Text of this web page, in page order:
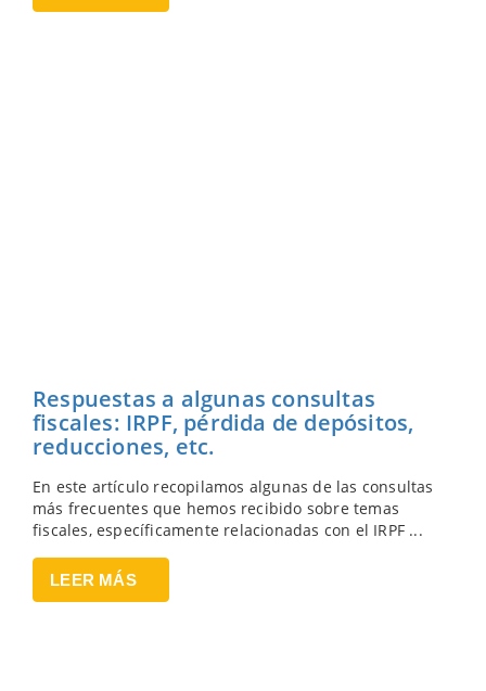
Respuestas a algunas consultas
fiscales: IRPF, pérdida de depósitos,
reducciones, etc.
En este artículo recopilamos algunas de las consultas
más frecuentes que hemos recibido sobre temas
fiscales, específicamente relacionadas con el IRPF ...
LEER MÁS